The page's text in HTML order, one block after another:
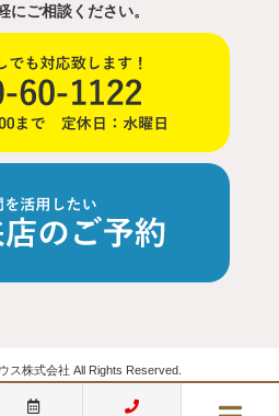
にご相談ください。
ス株式会社 All Rights Reserved.